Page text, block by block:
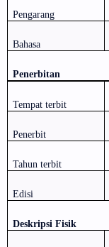
Pengarang
Bahasa
Penerbitan
Tempat terbit
Penerbit
Tahun terbit
Edisi
Deskripsi Fisik